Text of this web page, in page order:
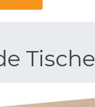
Tische